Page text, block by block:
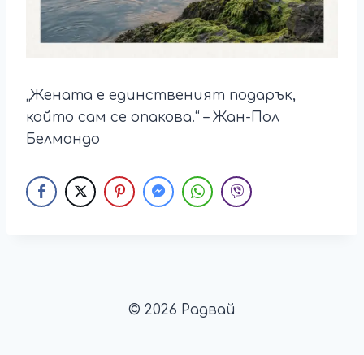
„Жената е единственият подарък,
който сам се опакова.“ – Жан-Пол
Белмондо
© 2026 Радвай